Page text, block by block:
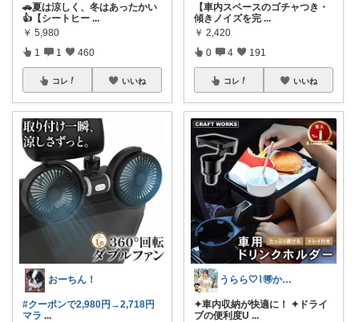
🚗夏は涼しく、冬はあったかい
👍【シートヒー ...
￥ 5,980
1 1 460
コレ いいね
おーちん！
#クーポンで2,980円→2,718円
マラ ...
【車内スペースのゴチャつき・
傾きノイズを完 ...
￥ 2,420
0 4 191
コレ いいね
うらら🤍⌇🉐かわいい暮らし
✦車内収納が快適に！ ✦ドライ
ブの便利度U ...